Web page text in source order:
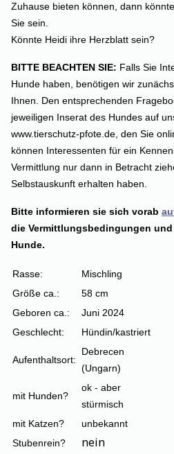
Zuhause bieten können, dann
Sie sein.
Könnte Heidi ihre Herzblatt sein?
BITTE BEACHTEN SIE: Falls Sie
Hunde haben, benötigen wir
Ihnen. Den entsprechenden
jeweiligen Inserat des Hundes auf
www.tierschutz-pfote.de, den Sie
können Interessenten für ein
Vermittlung nur dann in Betracht
Selbstauskunft erhalten haben.
Bitte informieren sie sich vorab
die Vermittlungsbedingungen
Hunde.
Rasse:
Mischling
Größe ca.:
58 cm
Geboren ca.:
Juni 2024
Geschlecht:
Hündin/kastriert
Aufenthaltsort:
Debrecen
(Ungarn)
mit Hunden?
ok - aber
stürmisch
mit Katzen?
unbekannt
Stubenrein?
nein